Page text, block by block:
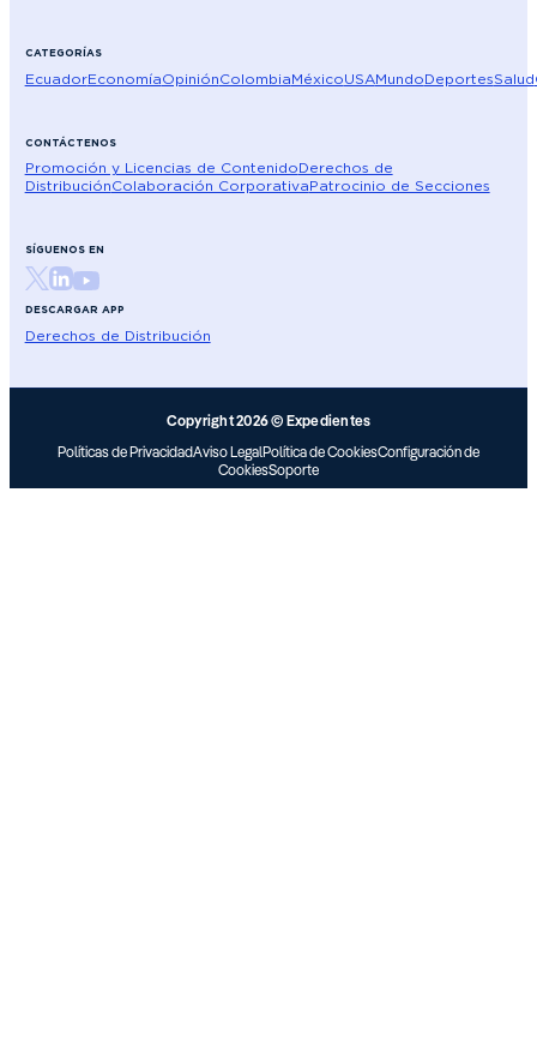
CATEGORÍAS
EcuadorEconomíaOpiniónColombiaMéxicoUSAMundoDeportesSalud
CONTÁCTENOS
Promoción y Licencias de ContenidoDerechos de
DistribuciónColaboración CorporativaPatrocinio de Secciones
SÍGUENOS EN
DESCARGAR APP
Derechos de Distribución
Copyright 2026 © Expedientes
Políticas de PrivacidadAviso LegalPolítica de CookiesConfiguración de
CookiesSoporte